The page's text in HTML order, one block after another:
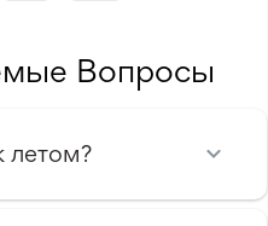
Вопросы
летом?